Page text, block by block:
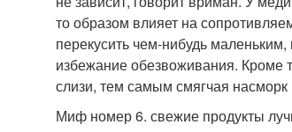
то образом влияет на
перекусить чем-нибудь
избежание обезвоживания. Кроме
слизи, тем самым смягчая насморк
Миф номер 6. свежие продукты